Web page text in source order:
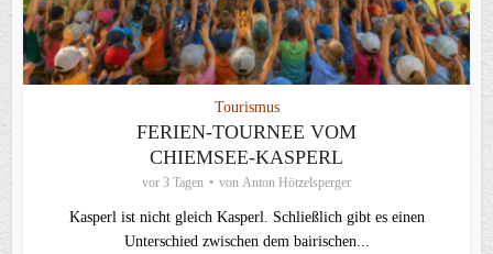
Tourismus
FERIEN-TOURNEE VOM
CHIEMSEE-KASPERL
vor 3 Tagen von Anton Hötzelsperger
Kasperl ist nicht gleich Kasperl. Schließlich gibt es einen
Unterschied zwischen dem bairischen...